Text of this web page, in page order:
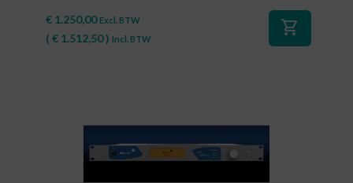
€ 1.250,00 Excl. BTW
( € 1.512,50) Incl. BTW
shopping_cart